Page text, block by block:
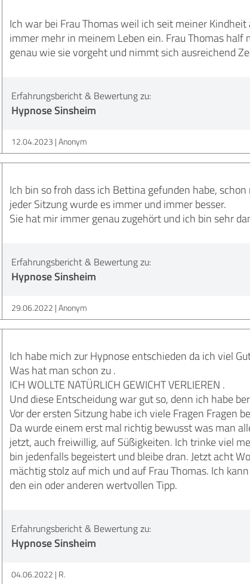
Ich war bei Frau Thomas weil ich seit meiner
immer mehr in meinem Leben ein. Frau Thomas
genau wie sie vorgeht und nimmt sich ausreichend
Erfahrungsbericht & Bewertung zu:
Hypnose Sinsheim
12.04.2023 Anonym
Ich bin so froh dass ich Bettina gefunden habe,
jeder Sitzung wurde es immer und immer besser.
Sie hat mir immer genau zugehört und ich bin sehr
Erfahrungsbericht & Bewertung zu:
Hypnose Sinsheim
29.06.2022 Anonym
Ich habe mich zur Hypnose entschieden da ich viel
Was hat man schon zu .
ICH WOLLTE NATÜRLICH GEWICHT VERLIEREN .
Und diese Entscheidung war gut so, denn ich habe
Vor der ersten Sitzung habe ich viele Fragen Fragen
Da wurde einem erst mal richtig bewusst was man
jetzt, auch freiwillig, auf Süßigkeiten. Ich trinke viel
bin jedenfalls begeistert und bleibe dran. Jetzt acht
mächtig stolz auf mich und auf Frau Thomas. Ich
den ein oder anderen wertvollen Tipp.
Erfahrungsbericht & Bewertung zu:
Hypnose Sinsheim
04.06.2022 R.